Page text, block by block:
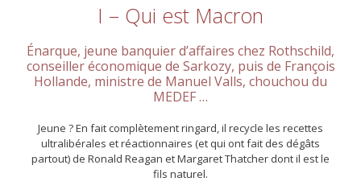
I – Qui est Macron
Énarque, jeune banquier d’affaires chez Rothschild,
conseiller économique de Sarkozy, puis de François
Hollande, ministre de Manuel Valls, chouchou du
MEDEF …
Jeune ? En fait complètement ringard, il recycle les recettes
ultralibérales et réactionnaires (et qui ont fait des dégâts
partout) de Ronald Reagan et Margaret Thatcher dont il est le
fils naturel.